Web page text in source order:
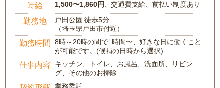
時給 1,500〜1,860円、交通費支給、前払い制度あり
勤務地
戸田公園 徒歩5分
（埼玉県戸田市付近）
勤務時間
8時～20時の間で1時間〜、好きな日に働くこと
が可能です。(候補の日時から選択)
仕事内容
キッチン、トイレ、お風呂、洗面所、リビン
グ、その他のお掃除
業務委託